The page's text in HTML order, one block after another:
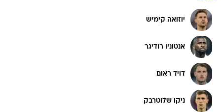
יוזואה קימיש
אנטוניו רודיגר
דויד ראום
ניקו שלוטרבק